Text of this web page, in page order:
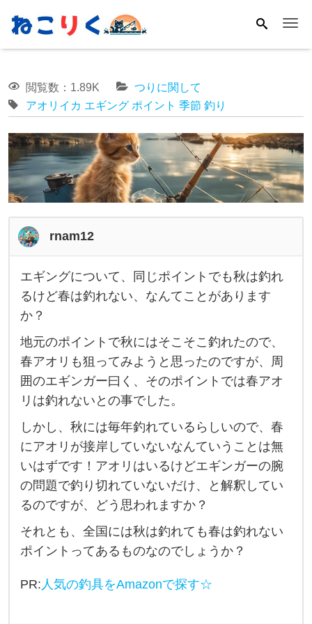
閲覧数：1.89K
つりに関して
アオリイカ エギング ポイント 季節 釣り
rnam12
エ
ギ
グ
に
つ
て
、
同
じ
イ
ン
ト
エギングについて、同じポイントでも秋は釣れ
るけど春は釣れない、なんてことがあります
か？
地元のポイントで秋にはそこそこ釣れたので、
春アオリも狙ってみようと思ったのですが、周
囲のエギンガー曰く、そのポイントでは春アオ
リは釣れないとの事でした。
しかし、秋には毎年釣れているらしいので、春
にアオリが接岸していないなんていうことは無
いはずです！アオリはいるけどエギンガーの腕
の問題で釣り切れていないだけ、と解釈してい
るのですが、どう思われますか？
それとも、全国には秋は釣れても春は釣れない
ポイントってあるものなのでしょうか？
PR: 人気の釣具をAmazonで探す☆